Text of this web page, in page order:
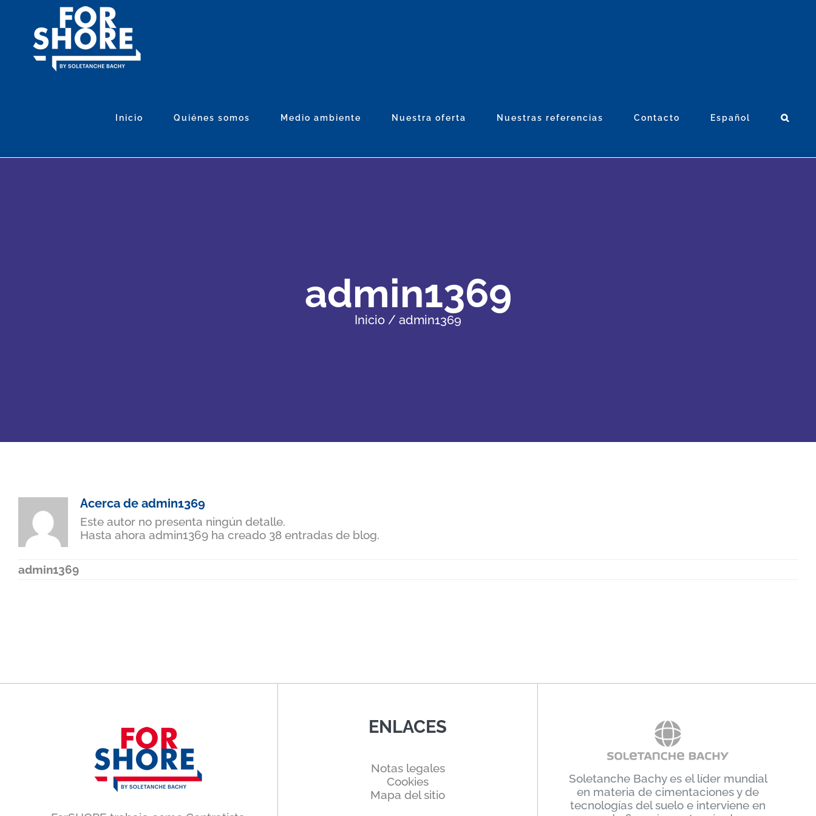
content
Inicio Quiénes somos Medio ambiente Nuestra oferta Nuestras referencias Contacto Español
admin1369
Inicio admin1369
Acerca de admin1369
Este autor no presenta ningún detalle.
Hasta ahora admin1369 ha creado 38 entradas de blog.
admin1369
ENLACES
Notas legales
Cookies
Mapa del sitio
Soletanche Bachy es el líder mundial
en materia de cimentaciones y de
tecnologías del suelo e interviene en